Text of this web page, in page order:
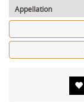
Appellation